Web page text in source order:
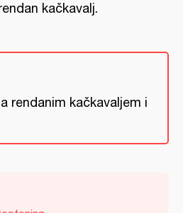
kačkavalj.
rendanim kačkavaljem i